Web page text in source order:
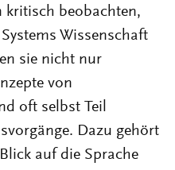
kritisch beobachten,
Wissenschaft
sie nicht nur
von
oft selbst Teil
Dazu gehört
auf die Sprache